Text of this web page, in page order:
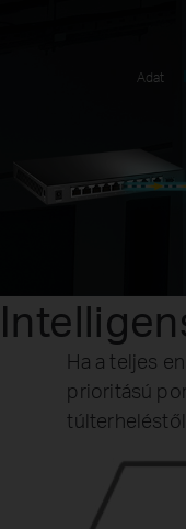
Adat
Ha a teljes
prioritású